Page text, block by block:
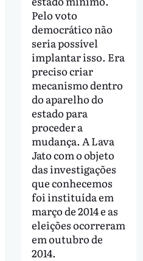
Pelo voto
democrático não
seria possível
implantar isso. Era
preciso criar
mecanismo dentro
do aparelho do
estado para
proceder a
mudança. A Lava
Jato com o objeto
das investigações
que conhecemos
foi instituída em
março de 2014 e as
eleições ocorreram
em outubro de
2014.